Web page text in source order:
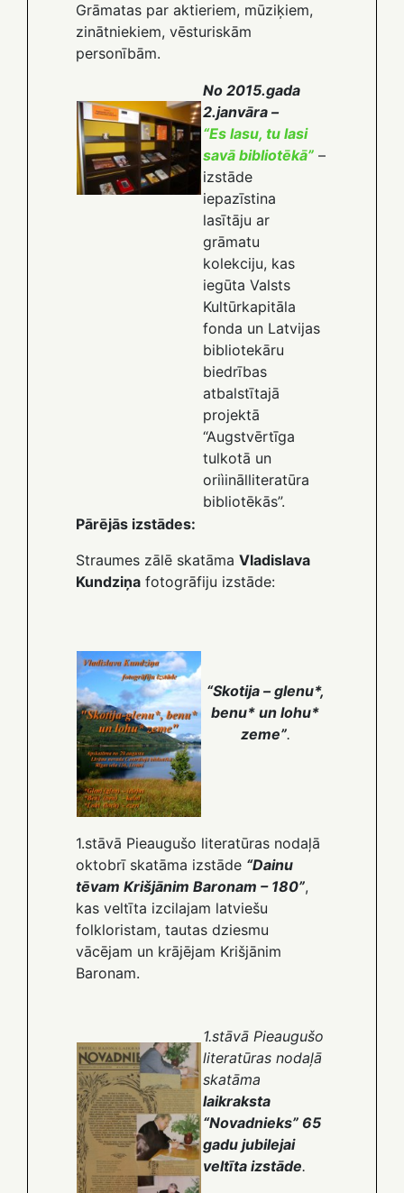
Grāmatas par aktieriem, mūziķiem,
zinātniekiem, vēsturiskām
personībām.
No 2015.gada
2.janvāra –
“Es lasu, tu lasi
savā bibliotēkā” –
izstāde
iepazīstina
lasītāju ar
grāmatu
kolekciju, kas
iegūta Valsts
Kultūrkapitāla
fonda un Latvijas
bibliotekāru
biedrības
atbalstītajā
projektā
“Augstvērtīga
tulkotā un
oriìinālliteratūra
bibliotēkās”.
Pārējās izstādes:
Straumes zālē skatāma Vladislava
Kundziņa fotogrāfiju izstāde:
“Skotija – glenu*,
benu* un lohu*
zeme”.
1.stāvā Pieaugušo literatūras nodaļā
oktobrī skatāma izstāde “Dainu
tēvam Krišjānim Baronam – 180”,
kas veltīta izcilajam latviešu
folkloristam, tautas dziesmu
vācējam un krājējam Krišjānim
Baronam.
1.stāvā Pieaugušo
literatūras nodaļā
skatāma
laikraksta
“Novadnieks” 65
gadu jubilejai
veltīta izstāde.